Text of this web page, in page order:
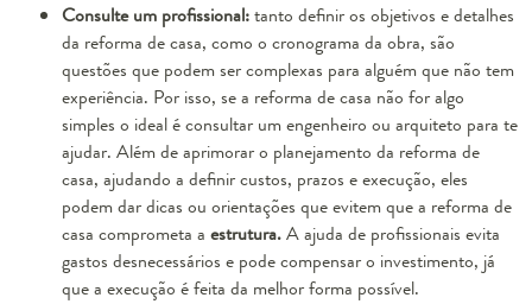
Consulte um profissional:tanto definir os objetivos e detalhes
da reforma de casa, como o cronograma da obra, são
questões que podem ser complexas para alguém que não tem
experiência. Por isso, se a reforma de casa não for algo
simples o ideal é consultar um engenheiro ou arquiteto para te
ajudar. Além de aprimorar o planejamento da reforma de
casa, ajudando a definir custos, prazos e execução, eles
podem dar dicas ou orientações que evitem que a reforma de
casa comprometa a estrutura.A ajuda de profissionais evita
gastos desnecessários e pode compensar o investimento, já
que a execução é feita da melhor forma possível.